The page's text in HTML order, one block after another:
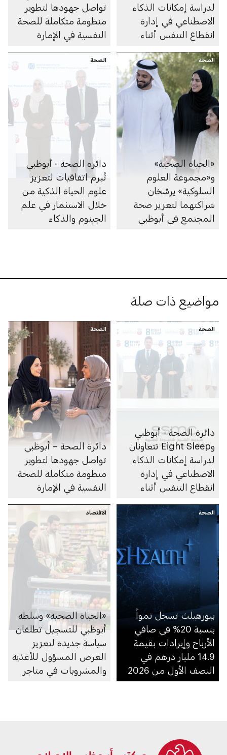
لدراسة إمكانات الذكاء
الاصطناعي في إدارة
انقطاع التنفس أثناء
تواصل جهودها لتطوير
منظومة متكاملة للصحة
النفسية في الإمارة
الصحة
«الحياة الصحية»
و«مجموعة العلوم
السلوكية» يرسِّخان
شراكتهما لتعزيز صحة
المجتمع في أبوظبي
الصحة
دائرة الصحة - أبوظبي
تُبرم اتفاقيات لتعزيز
علوم الحياة الذكية من
خلال الاستثمار في علم
الجينوم والذكاء
مواضيع ذات صلة
الصحة
دائرة الصحة - أبوظبي
وEight Sleep تتعاونان
لدراسة إمكانات الذكاء
الاصطناعي في إدارة
انقطاع التنفس أثناء
الصحة
دائرة الصحة – أبوظبي
تواصل جهودها لتطوير
منظومة متكاملة للصحة
النفسية في الإمارة
الصحة
بيورهيلث تسجل نمواً
بنسبة 20% في صافي
الأرباح وإيرادات بقيمة
14.9 مليار درهم في
النصف الأول من 2026
الاقتصاد
«الحياة الصحية» وسلطة
أبوظبي للتسجيل تطلقان
سياسة جديدة لتعزيز
العرض المسؤول للأغذية
والمشروبات في متاجر